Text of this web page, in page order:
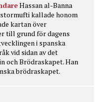
Hassan al-Banna
stormufti kallade honom
kartan över
till grund för dagens
i spanska
vid sidan av det
och Brödraskapet. Han
brödraskapet.